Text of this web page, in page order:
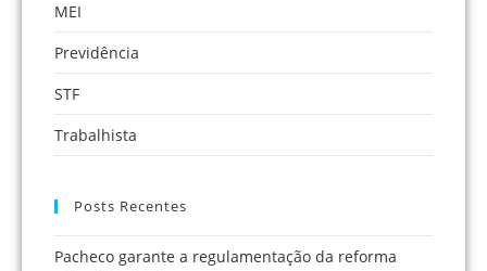
MEI
Previdência
STF
Trabalhista
Posts Recentes
Pacheco garante a regulamentação da reforma